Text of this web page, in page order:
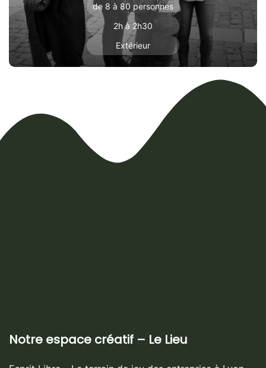
de 8 à 80 personnes
2h à 2h30
Extérieur
Notre espace créatif – Le Lieu